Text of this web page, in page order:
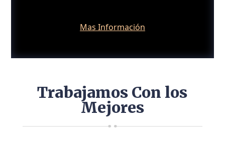
Mas Información
Trabajamos Con los
Mejores